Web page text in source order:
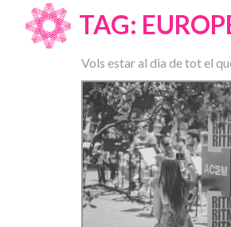
TAG:
Vols estar al dia de tot el